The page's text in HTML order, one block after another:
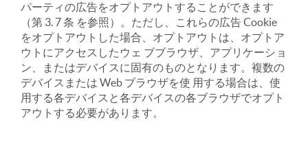
パーティの広告をオプトアウトすることができます
（第 3. 7 条 を参照）。ただし、これらの広告 Cookie
をオプトアウトした場合、オプトアウトは、オプトア
ウトにアクセスしたウェ ブブラウザ、アプリケーショ
ン、またはデバイスに固有のものとなります。複数の
デバイスまたは Web ブラウザを使 用する場合は、使
用する各デバイスと各デバイスの各ブラウザでオプト
アウトする必要があります。